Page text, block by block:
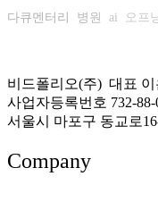
다큐멘터리
병원 ai 오프
비드폴리오(주) 대표 이
사업자등록번호 732-88-
서울시 마포구 동교로
Company